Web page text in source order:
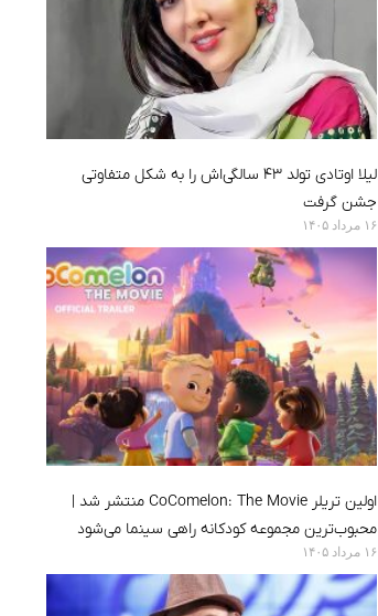
لیلا اوتادی تولد ۴۳ سالگی‌اش را به شکل متفاوتی
جشن گرفت
۱۶ مرداد ۱۴۰۵
اولین تریلر CoComelon: The Movie منتشر شد |
محبوب‌ترین مجموعه کودکانه راهی سینما می‌شود
۱۶ مرداد ۱۴۰۵